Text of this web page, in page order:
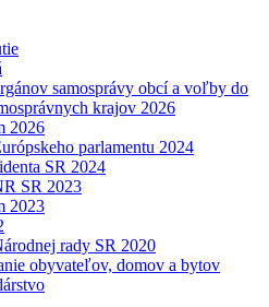
samosprávy obcí a voľby do
krajov 2026
2026
parlamentu 2024
SR 2024
SR 2023
2023
rady SR 2020
obyvateľov, domov a bytov